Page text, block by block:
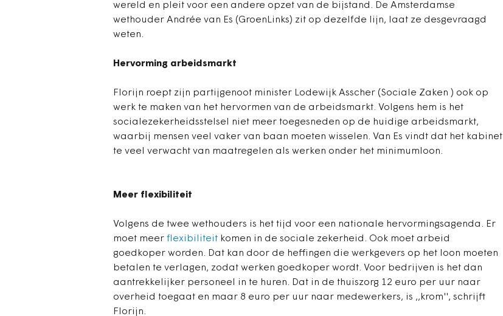
wereld en pleit voor een andere opzet van de bijstand. De Amsterdamse
wethouder Andrée van Es (GroenLinks) zit op dezelfde lijn, laat ze desgevraagd
weten.
Hervorming arbeidsmarkt
Florijn roept zijn partijgenoot minister Lodewijk Asscher (Sociale Zaken ) ook op
werk te maken van het hervormen van de arbeidsmarkt. Volgens hem is het
socialezekerheidsstelsel niet meer toegesneden op de huidige arbeidsmarkt,
waarbij mensen veel vaker van baan moeten wisselen. Van Es vindt dat het kabinet
te veel verwacht van maatregelen als werken onder het minimumloon.
Meer flexibiliteit
Volgens de twee wethouders is het tijd voor een nationale hervormingsagenda. Er
moet meer flexibiliteit komen in de sociale zekerheid. Ook moet arbeid
goedkoper worden. Dat kan door de heffingen die werkgevers op het loon moeten
betalen te verlagen, zodat werken goedkoper wordt. Voor bedrijven is het dan
aantrekkelijker personeel in te huren. Dat in de thuiszorg 12 euro per uur naar
overheid toegaat en maar 8 euro per uur naar medewerkers, is ,,krom'', schrijft
Florijn.